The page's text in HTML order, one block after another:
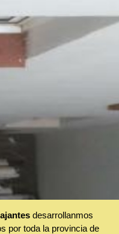
desarrollanmos
por toda la provincia de